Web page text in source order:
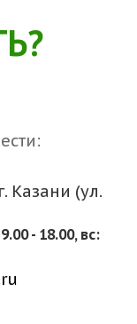
Казани (ул.
- 18.00, вс: